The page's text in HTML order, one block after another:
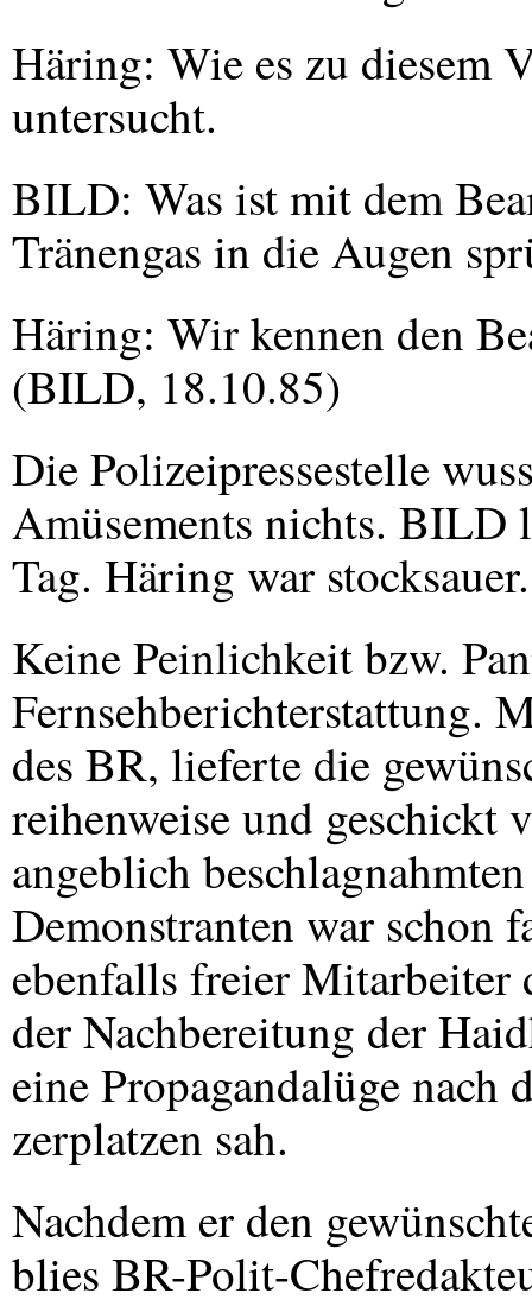
Häring: Wie es zu diesem
untersucht.
BILD: Was ist mit dem
Tränengas in die Augen
Häring: Wir kennen den
(BILD, 18.10.85)
Die Polizeipressestelle
Amüsements nichts. BILD
Tag. Häring war stocksauer.
Keine Peinlichkeit bzw.
Fernsehberichterstattung.
des BR, lieferte die
reihenweise und geschickt
angeblich
Demonstranten war schon
ebenfalls freier Mitarbeiter
der Nachbereitung der
eine Propagandalüge nach
zerplatzen sah.
Nachdem er den
blies BR-Polit-